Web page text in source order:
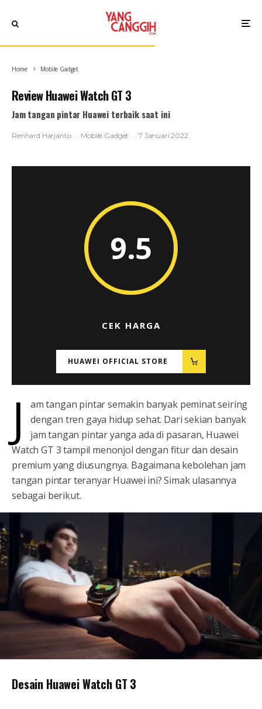
Home Mobile Gadget
Review Huawei Watch GT 3
Jam tangan pintar Huawei terbaik saat ini
Renhard Harjanto · Mobile Gadget · 7 Januari 2022
9.5
CEK HARGA
HUAWEI OFFICIAL STORE
J
am tangan pintar semakin banyak peminat seiring
dengan tren gaya hidup sehat. Dari sekian banyak
jam tangan pintar yanga ada di pasaran, Huawei
Watch GT 3 tampil menonjol dengan fitur dan desain
premium yang diusungnya. Bagaimana kebolehan jam
tangan pintar teranyar Huawei ini? Simak ulasannya
sebagai berikut.
Desain Huawei Watch GT 3